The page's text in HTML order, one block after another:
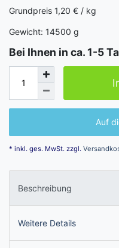
Grundpreis 1,20 € / kg
Gewicht: 14500 g
Bei Ihnen in ca. 1-5
Auf
* inkl. ges. MwSt. zzgl.
Beschreibung
Weitere Details